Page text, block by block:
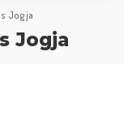
Jogja
Jogja